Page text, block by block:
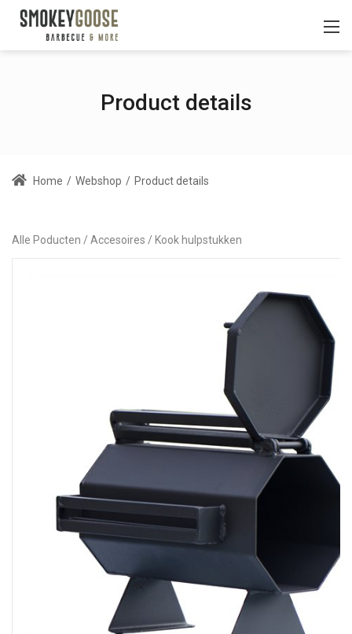
Product details
Home / Webshop / Product details
Alle Poducten Accesoires Kook hulpstukken